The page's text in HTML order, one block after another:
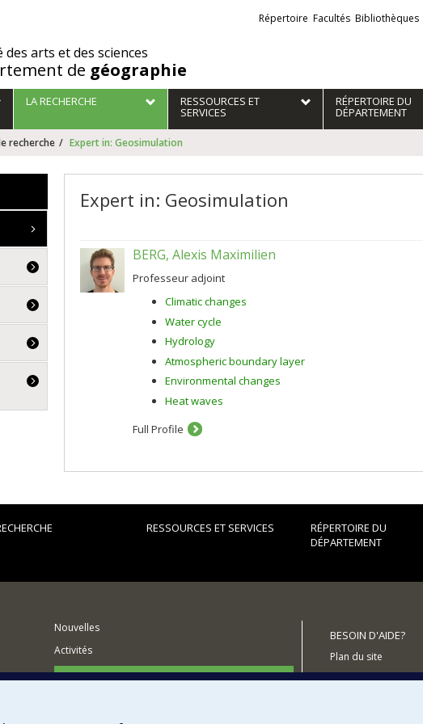
des arts et des sciences
de géographie
Liens
externes
Répertoire Facultés Bibliothèques
LA RECHERCHE RESSOURCES ET
SERVICES
RÉPERTOIRE DU
DÉPARTEMENT
recherche Expert in: Geosimulation
Expert in: Geosimulation
BERG, Alexis Maximilien
Professeur adjoint
Climatic changes
Water cycle
Hydrology
Atmospheric boundary layer
Environmental changes
Heat waves
Full Profile
RESSOURCES ET SERVICES
RÉPERTOIRE DU
DÉPARTEMENT
Nouvelles
Activités
Comment soutenir le Département?
BESOIN D'AIDE?
Plan du site
Signaler une erreur